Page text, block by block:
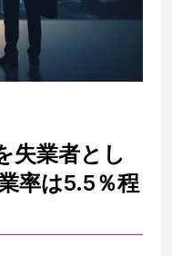
失業者とし
率は5.5％程